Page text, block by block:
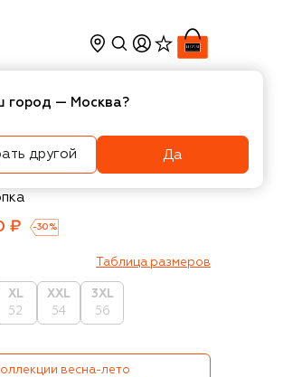
Интерьер
₽ -30 %
Таблица размеров
XL
52
XXL
54
3XL
56
весна-лето
город — Москва?
другой Да